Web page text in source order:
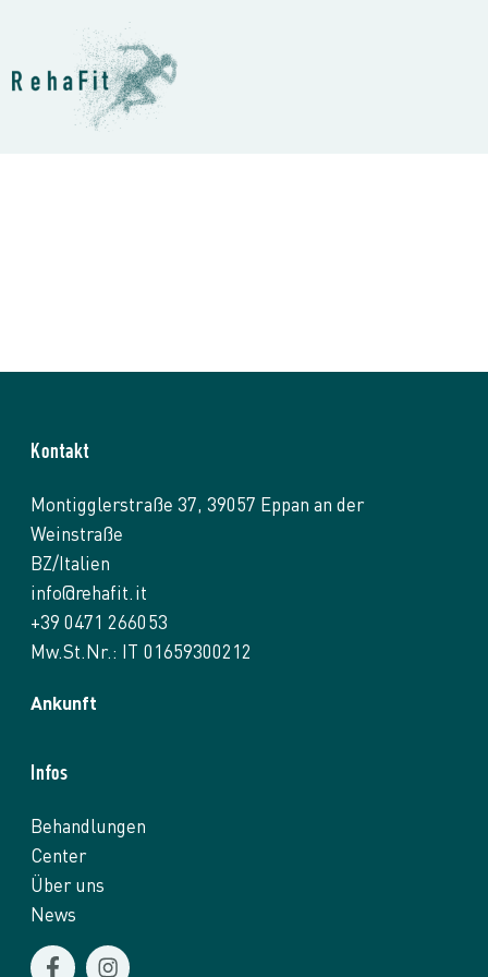
Kontakt
Montigglerstraße 37, 39057 Eppan an der
Weinstraße
BZ/Italien
info@rehafit.it
+39 0471 266053
Mw.St.Nr.: IT 01659300212
Ankunft
Infos
Behandlungen
Center
Über uns
News